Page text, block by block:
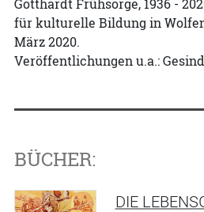
Gotthardt Frühsorge, 1936 -
für kulturelle Bildung in
März 2020.
Veröffentlichungen u.a.:
BÜCHER:
DIE